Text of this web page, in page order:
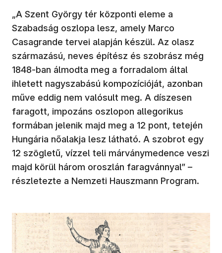
„A Szent György tér központi eleme a
Szabadság oszlopa lesz, amely Marco
Casagrande tervei alapján készül. Az olasz
származású, neves építész és szobrász még
1848-ban álmodta meg a forradalom által
ihletett nagyszabású kompozícióját, azonban
műve eddig nem valósult meg. A díszesen
faragott, impozáns oszlopon allegorikus
formában jelenik majd meg a 12 pont, tetején
Hungária nőalakja lesz látható. A szobrot egy
12 szögletű, vízzel teli márványmedence veszi
majd körül három oroszlán faragvánnyal” –
részletezte a Nemzeti Hauszmann Program.